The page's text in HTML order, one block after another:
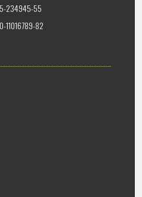
234945-55
11016789-82